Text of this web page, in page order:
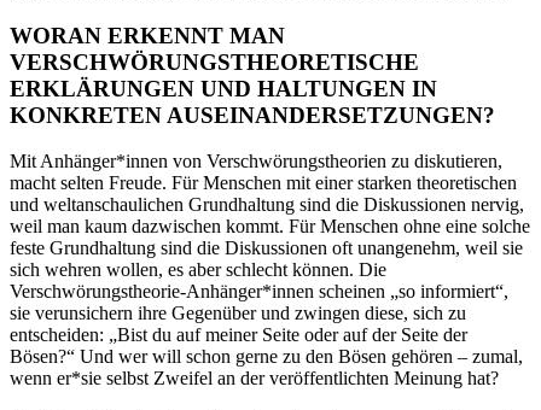
WORAN ERKENNT MAN
VERSCHWÖRUNGSTHEORETISCHE
ERKLÄRUNGEN UND HALTUNGEN IN
KONKRETEN AUSEINANDERSETZUNGEN?
Mit Anhänger*innen von Verschwörungstheorien zu diskutieren,
macht selten Freude. Für Menschen mit einer starken theoretischen
und weltanschaulichen Grundhaltung sind die Diskussionen nervig,
weil man kaum dazwischen kommt. Für Menschen ohne eine solche
feste Grundhaltung sind die Diskussionen oft unangenehm, weil sie
sich wehren wollen, es aber schlecht können. Die
Verschwörungstheorie-Anhänger*innen scheinen „so informiert“,
sie verunsichern ihre Gegenüber und zwingen diese, sich zu
entscheiden: „Bist du auf meiner Seite oder auf der Seite der
Bösen?“ Und wer will schon gerne zu den Bösen gehören – zumal,
wenn er*sie selbst Zweifel an der veröffentlichten Meinung hat?